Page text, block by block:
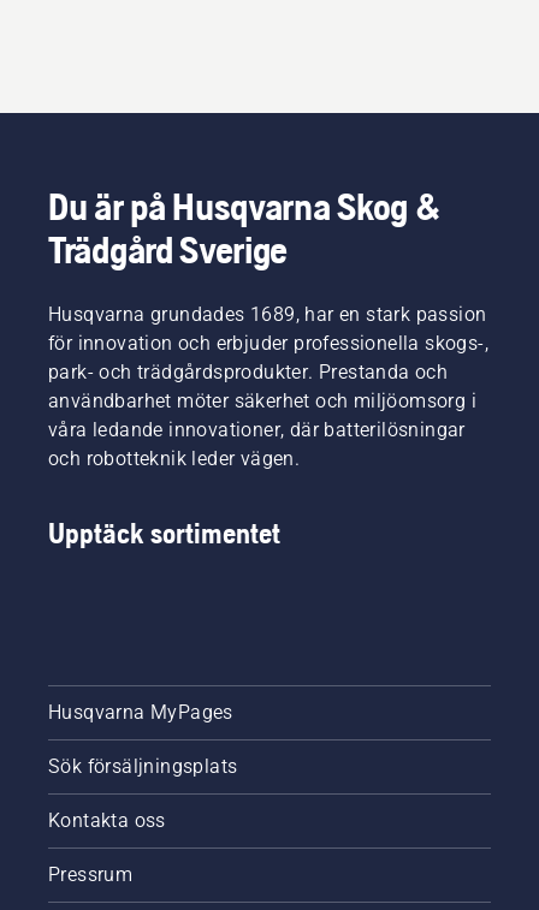
Du är på Husqvarna Skog &
Trädgård Sverige
Husqvarna grundades 1689, har en stark passion
för innovation och erbjuder professionella skogs-,
park- och trädgårdsprodukter. Prestanda och
användbarhet möter säkerhet och miljöomsorg i
våra ledande innovationer, där batterilösningar
och robotteknik leder vägen.
Upptäck sortimentet
Husqvarna MyPages
Sök försäljningsplats
Kontakta oss
Pressrum